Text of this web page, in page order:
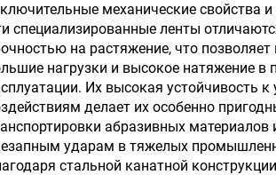
механические свойства и
специализированные ленты
на растяжение, что
нагрузки и высокое натяжение в
Их высокая устойчивость
делает их особенно
абразивных материалов
ударам в тяжелых
стальной канатной